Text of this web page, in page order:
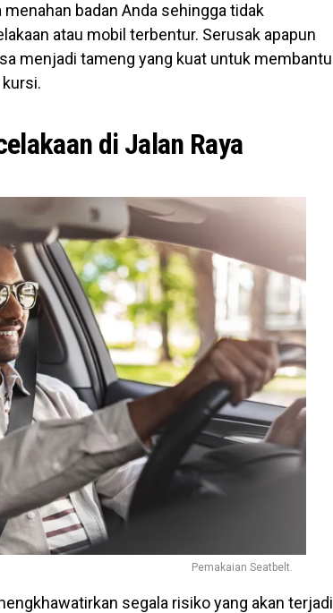
badan Anda sehingga tidak
atau mobil terbentur. Serusak apapun
menjadi tameng yang kuat untuk membantu
di Jalan Raya
Pemakaian Seatbelt.
segala risiko yang akan terjadi